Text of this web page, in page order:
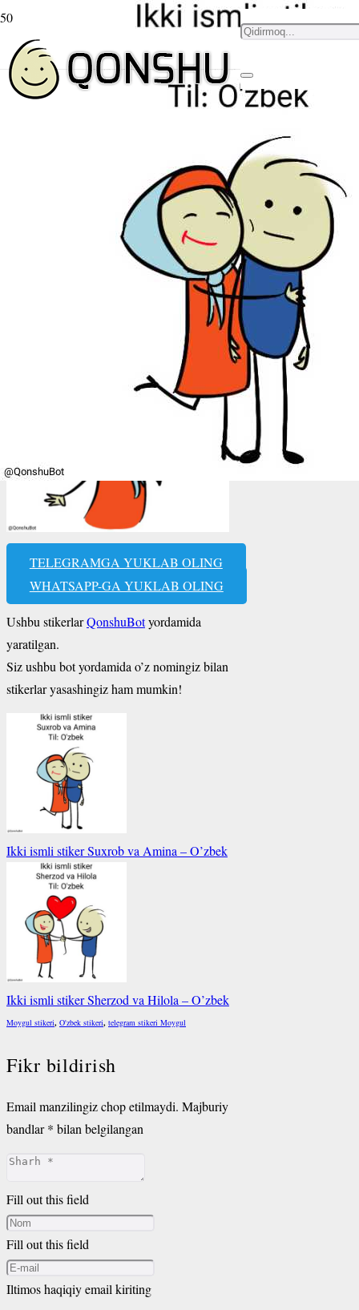
Moygul ism stikeri
O’zbek
Ism stikerlarini yuklab oling
TELEGRAMGA YUKLAB OLING
WHATSAPP-GA YUKLAB OLING
Ushbu stikerlarQonshuBotyordamida
yaratilgan.
Siz ushbu bot yordamida o’z nomingiz bilan
stikerlar yasashingiz ham mumkin!
Ikki ismli stiker Suxrob va Amina – O’zbek
Ikki ismli stiker Sherzod va Hilola – O’zbek
Moygul stikeri, O'zbek stikeri, telegram stikeri Moygul
Fikr bildirish
Email manzilingiz chop etilmaydi. Majburiy
bandlar* bilan belgilangan
Fill out this field
Fill out this field
Iltimos haqiqiy email kiriting